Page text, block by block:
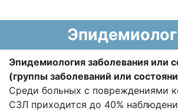
Эпидемиология заболевания или
(группы заболеваний или
Среди больных с повреждениями
СЗЛ приходится до 40%